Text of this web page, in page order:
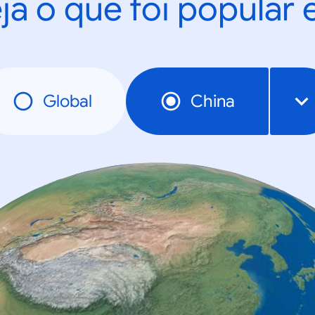
o que foi popular
Global China